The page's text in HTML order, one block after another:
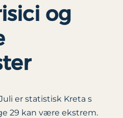
og
er statistisk Kreta s
29 kan være ekstrem.